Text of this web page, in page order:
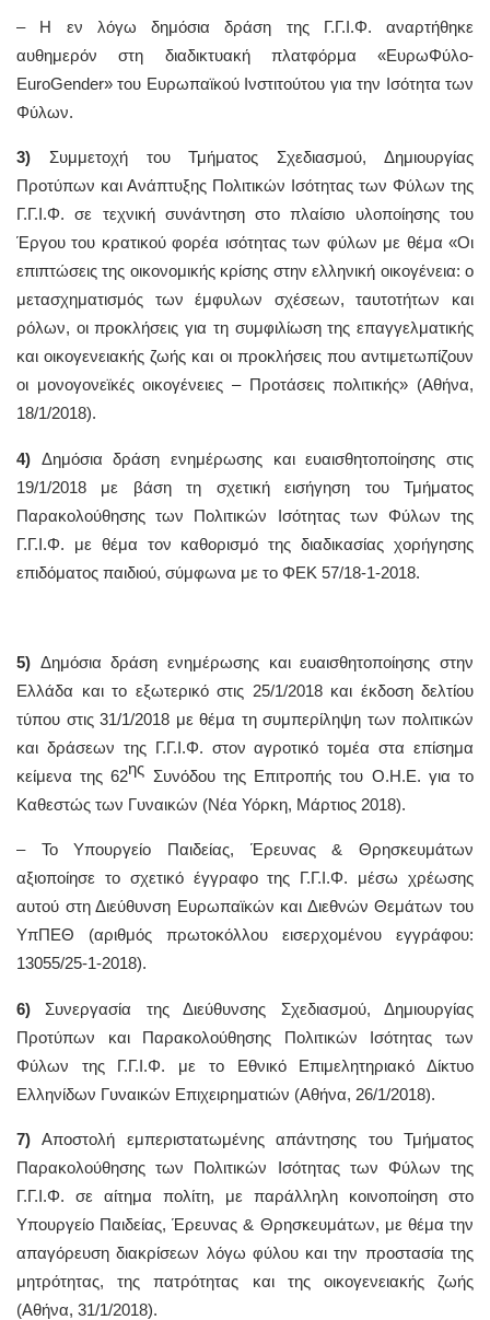
– Η εν λόγω δημόσια δράση της Γ.Γ.Ι.Φ. αναρτήθηκε
αυθημερόν στη διαδικτυακή πλατφόρμα «ΕυρωΦύλο-
EuroGender» του Ευρωπαϊκού Ινστιτούτου για την Ισότητα των
Φύλων.
3) Συμμετοχή του Τμήματος Σχεδιασμού, Δημιουργίας
Προτύπων και Ανάπτυξης Πολιτικών Ισότητας των Φύλων της
Γ.Γ.Ι.Φ. σε τεχνική συνάντηση στο πλαίσιο υλοποίησης του
Έργου του κρατικού φορέα ισότητας των φύλων με θέμα «Οι
επιπτώσεις της οικονομικής κρίσης στην ελληνική οικογένεια: ο
μετασχηματισμός των έμφυλων σχέσεων, ταυτοτήτων και
ρόλων, οι προκλήσεις για τη συμφιλίωση της επαγγελματικής
και οικογενειακής ζωής και οι προκλήσεις που αντιμετωπίζουν
οι μονογονεϊκές οικογένειες – Προτάσεις πολιτικής» (Αθήνα,
18/1/2018).
4) Δημόσια δράση ενημέρωσης και ευαισθητοποίησης στις
19/1/2018 με βάση τη σχετική εισήγηση του Τμήματος
Παρακολούθησης των Πολιτικών Ισότητας των Φύλων της
Γ.Γ.Ι.Φ. με θέμα τον καθορισμό της διαδικασίας χορήγησης
επιδόματος παιδιού, σύμφωνα με το ΦΕΚ 57/18-1-2018.
5) Δημόσια δράση ενημέρωσης και ευαισθητοποίησης στην
Ελλάδα και το εξωτερικό στις 25/1/2018 και έκδοση δελτίου
τύπου στις 31/1/2018 με θέμα τη συμπερίληψη των πολιτικών
και δράσεων της Γ.Γ.Ι.Φ. στον αγροτικό τομέα στα επίσημα
κείμενα της 62ης Συνόδου της Επιτροπής του Ο.Η.Ε. για το
Καθεστώς των Γυναικών (Νέα Υόρκη, Μάρτιος 2018).
– To Υπουργείο Παιδείας, Έρευνας & Θρησκευμάτων
αξιοποίησε το σχετικό έγγραφο της Γ.Γ.Ι.Φ. μέσω χρέωσης
αυτού στη Διεύθυνση Ευρωπαϊκών και Διεθνών Θεμάτων του
ΥπΠΕΘ (αριθμός πρωτοκόλλου εισερχομένου εγγράφου:
13055/25-1-2018).
6) Συνεργασία της Διεύθυνσης Σχεδιασμού, Δημιουργίας
Προτύπων και Παρακολούθησης Πολιτικών Ισότητας των
Φύλων της Γ.Γ.Ι.Φ. με το Εθνικό Επιμελητηριακό Δίκτυο
Ελληνίδων Γυναικών Επιχειρηματιών (Αθήνα, 26/1/2018).
7) Αποστολή εμπεριστατωμένης απάντησης του Τμήματος
Παρακολούθησης των Πολιτικών Ισότητας των Φύλων της
Γ.Γ.Ι.Φ. σε αίτημα πολίτη, με παράλληλη κοινοποίηση στο
Υπουργείο Παιδείας, Έρευνας & Θρησκευμάτων, με θέμα την
απαγόρευση διακρίσεων λόγω φύλου και την προστασία της
μητρότητας, της πατρότητας και της οικογενειακής ζωής
(Αθήνα, 31/1/2018).